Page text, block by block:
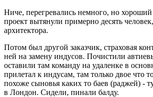
Ниче, перегревались немного, но
проект вытянули примерно десять
архитектора.
Потом был другой заказчик, страховая
ней на замену индусов. Почистили
оставили там команду на удаленке в
прилетал к индусам, там только двое что
похоже сыновья каких то баев (раджей) -
в Лондон. Сидели, пинали балду.